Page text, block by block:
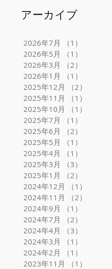
アーカイブ
2026年7月 （1）
2026年5月
（1）
2026年3月
（2）
2026年1月
（1）
2025年12月
（2）
2025年11月
（1）
2025年10月
（1）
2025年7月
（1）
2025年6月
（2）
2025年5月
（1）
2025年4月
（1）
2025年3月
（3）
2025年1月
（2）
2024年12月
（1）
2024年11月
（2）
2024年9月
（1）
2024年7月
（2）
2024年4月
（3）
2024年3月
（1）
2024年2月
（1）
2023年11月
（1）